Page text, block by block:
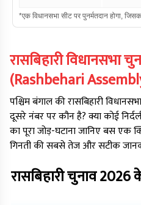
रासबिहारीविधानसभा
(Rashbehari
पश्चिम बंगालकीरासबिहारी
दूसरे नंबर पर कौन है? क्या कोई
का पूरा जोड़-घटाना जानिए बस एक
गिनती की सबसे तेज और सटीक
रासबिहारीचुनाव2026